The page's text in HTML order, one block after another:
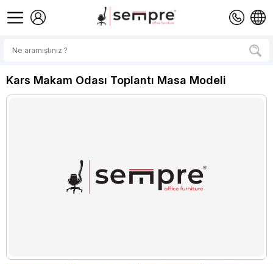
Kars Makam Odası Toplantı Masa Modeli